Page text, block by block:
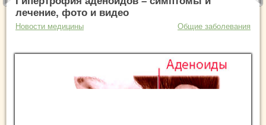
лечение, фото и видео
Новости медицины Общие заболевания